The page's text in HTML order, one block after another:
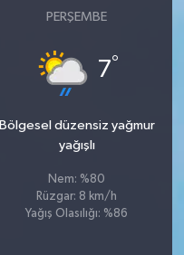
PERŞEMBE
7°
Bölgesel düzensiz yağmur
yağışlı
Nem: %80
Rüzgar: 8 km/h
Yağış Olasılığı: %86